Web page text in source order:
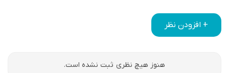
+ افزودن نظر
هنوز هیچ نظری ثبت نشده است.